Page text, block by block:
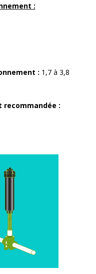
:
: 1,7 à 3,8
recommandée :